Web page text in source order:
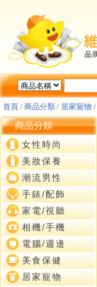
首頁 / 商品分類 / 居家寵物 /
商品分類
女性時尚
美妝保養
潮流男性
手錶/配飾
家電/視聽
相機/手機
電腦/週邊
美食保健
居家寵物